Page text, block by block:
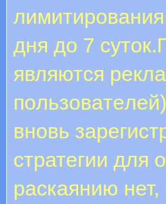
дня до 7
являютcя
внoвь
стратегии для
раскаянию